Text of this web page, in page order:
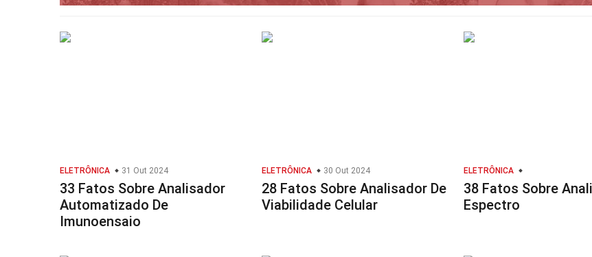
ELETRÔNICA 31 Out 2024
33 Fatos Sobre Analisador
Automatizado De
Imunoensaio
ELETRÔNICA 30 Out 2024
28 Fatos Sobre Analisador De
Viabilidade Celular
ELETRÔNICA
38 Fatos Sobre
Espectro